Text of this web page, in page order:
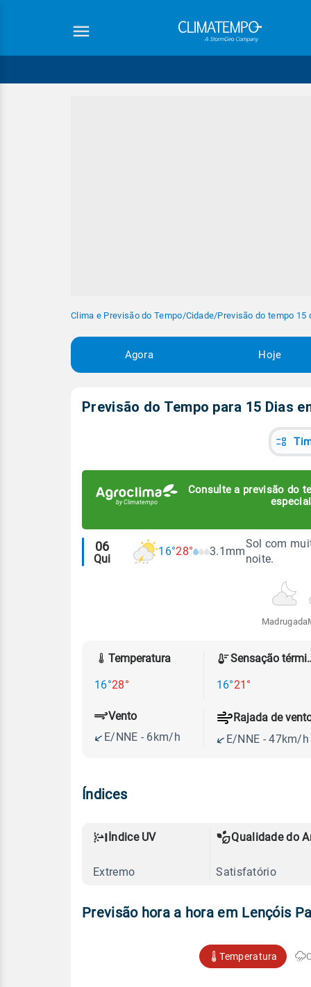
Clima e Previsão do Tempo/Cidade/Previsão do tempo 15
Agora Hoje
Previsão do Tempo para 15 Dias
Consulte a previsão do
Alertas
meteorológicos
06
Qui
16°28° 3.1mm
Sol com
noite.
Madrugada
Temperatura
16°28°
16°21°
Vento
E/NNE - 6km/h
Rajada de
E/NNE - 47km/h
Índices
Índice UV
Extremo
Qualidade do
Satisfatório
Previsão hora a hora em Lençóis
Temperatura